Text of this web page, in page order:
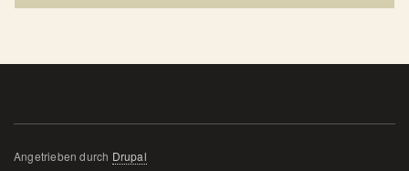
Angetrieben durch Drupal